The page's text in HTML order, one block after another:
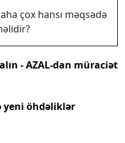
çox hansı məqsədə
- AZAL-dan müraciət
yeni öhdəliklər